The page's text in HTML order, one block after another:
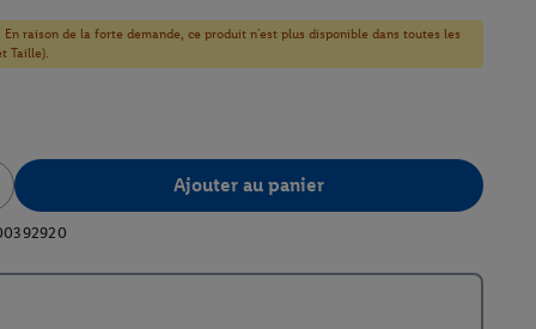
En raison de la forte demande, ce produit n'est plus disponible dans toutes les
Taille).
Ajouter au panier